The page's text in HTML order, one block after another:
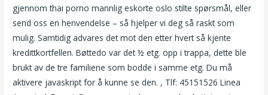
gjennom thai porno mannlig eskorte oslo stilte spørsmål, eller
send oss en henvendelse – så hjelper vi deg så raskt som
mulig. Samtidig advares det mot den etter hvert så kjente
kredittkortfellen. Bøttedo var det ½ etg. opp i trappa, dette ble
brukt av de tre familiene som bodde i samme etg. Du må
aktivere javaskript for å kunne se den. , Tlf: 45151526 Linea